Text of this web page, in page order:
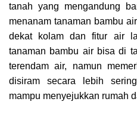
tanah yang mengandung
menanam tanaman bambu
dekat kolam dan fitur air
tanaman bambu air bisa di
terendam air, namun
disiram secara lebih
mampu menyejukkan rumah